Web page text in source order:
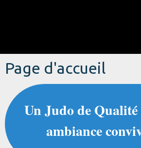
Page d'accueil
Un Judo de
ambiance